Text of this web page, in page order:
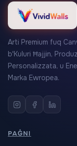
Arti Premium fuq
b'Kuluri Ħajjin,
Personalizzata, u
Marka Ewropea.
PAĠNI